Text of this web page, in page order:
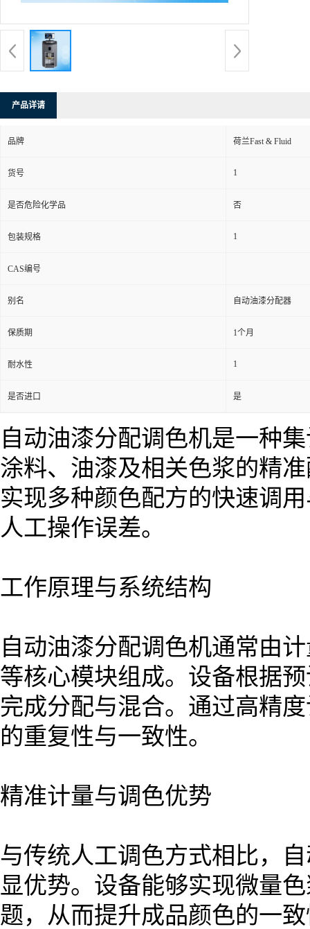
产品详请
品牌 荷兰Fast & Fluid
货号 1
是否危险化学品 否
包装规格 1
CAS编号
别名 自动油漆分配器
保质期 1个月
耐水性 1
是否进口 是
自动油漆分配调色机是一种
涂料、油漆及相关色浆的精
实现多种颜色配方的快速调
人工操作误差。
工作原理与系统结构
自动油漆分配调色机通常由
等核心模块组成。设备根据
完成分配与混合。通过高精
的重复性与一致性。
精准计量与调色优势
与传统人工调色方式相比，
显优势。设备能够实现微量
题，从而提升成品颜色的一